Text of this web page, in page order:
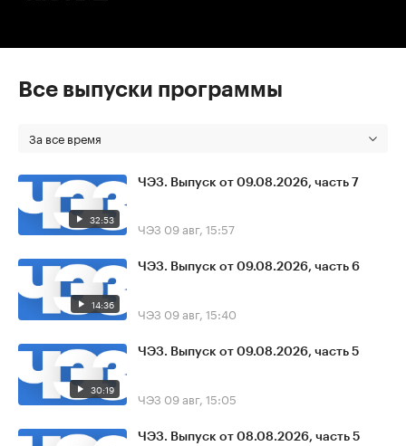
Все выпуски программы
За все время
32:53
ЧЭЗ. Выпуск от 09.08.2026, часть 7
ЧЭЗ 09 авг, 15:57
14:36
ЧЭЗ. Выпуск от 09.08.2026, часть 6
ЧЭЗ 09 авг, 15:40
30:19
ЧЭЗ. Выпуск от 09.08.2026, часть 5
ЧЭЗ 09 авг, 15:05
ЧЭЗ. Выпуск от 08.08.2026, часть 5